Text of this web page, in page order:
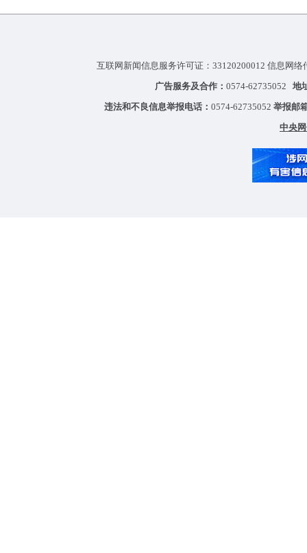
互联网新闻信息服务许可证：33120200012 信息网
广告服务及合作： 0574-62735052 地
违法和不良信息举报电话： 0574-62735052 举报邮
中央